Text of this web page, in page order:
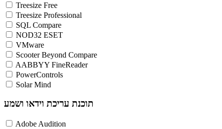
Treesize Free
Treesize Professional
SQL Compare
NOD32 ESET
VMware
Scooter Beyond Compare
AABBYY FineReader
PowerControls
Solar Mind
תוכנת עריכת וידאו ושמע
Adobe Audition